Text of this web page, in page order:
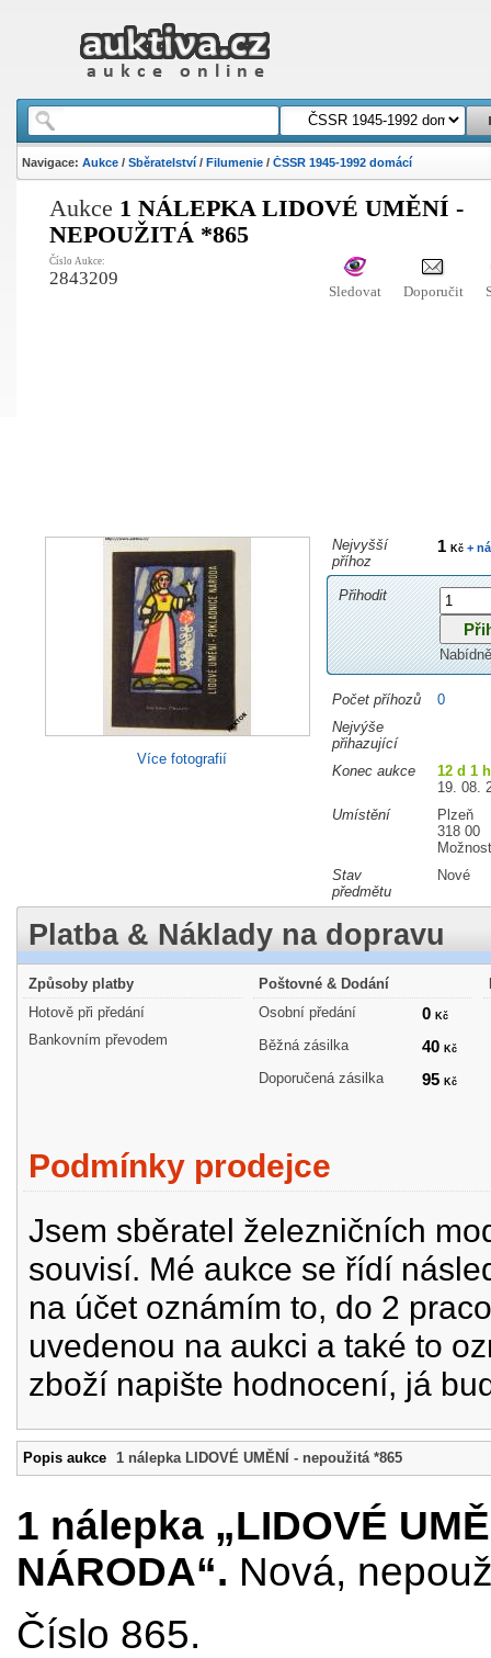
Navigace: Aukce/ Sběratelství/ Filumenie/ ČSSR 1945-1992 domácí
Aukce 1 NÁLEPKA LIDOVÉ UMĚNÍ -
NEPOUŽITÁ *865
Číslo Aukce:
2843209
Sledovat Doporučit
Více fotografií
Nejvyšší
příhoz
1 Kč+
Přihodit
Počet příhozů
0
Nejvýše
přihazující
Konec aukce
12 d 1
19. 08.
Umístění
Plzeň
318 00
Stav
předmětu
Nové
Platba & Náklady na dopravu
Způsoby platby
Hotově při předání
Bankovním převodem
Poštovné & Dodání
Osobní předání
0 Kč
Běžná zásilka 40 Kč
Doporučená zásilka 95 Kč
Podmínky prodejce
Jsem sběratel železničních
souvisí. Mé aukce se řídí
na účet oznámím to, do 2
uvedenou na aukci a také to
zboží napište hodnocení, já
Popis aukce 1 nálepka LIDOVÉ UMĚNÍ - nepoužitá *865
1 nálepka „LIDOVÉ
NÁRODA“. Nová,
Číslo 865.